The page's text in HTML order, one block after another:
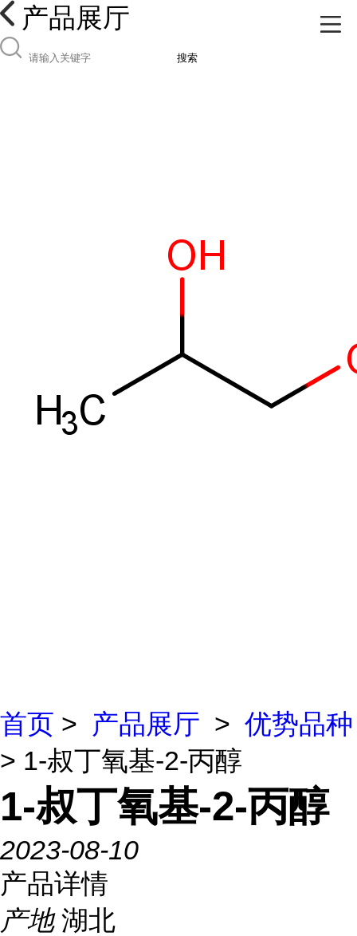
产品展厅
搜索
首页 > 产品展厅 > 优势品种
> 1-叔丁氧基-2-丙醇
1-叔丁氧基-2-丙醇
2023-08-10
产品详情
产地 湖北